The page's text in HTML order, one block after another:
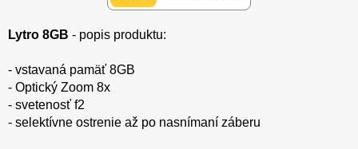
Lytro 8GB - popis produktu:
- vstavaná pamäť 8GB
- Optický Zoom 8x
- svetenosť f2
- selektívne ostrenie až po nasnímaní záberu